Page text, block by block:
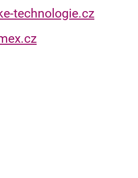
technologie.cz